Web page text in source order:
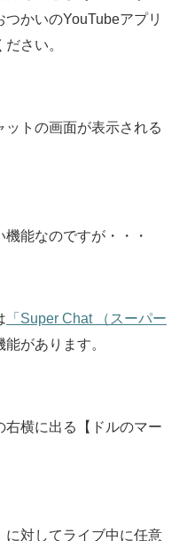
かいのYouTubeアプリ
さい。
トの画面が表示される
能なのですが・・・
「Super Chat （スーパー
があります。
右横に出る【ドルのマー
に対してライブ中に任意